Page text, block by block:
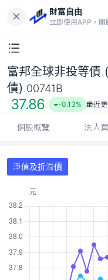
財富自由
立即使用APP，開
富邦全球非投等債 (
富邦全球非投等債
債) 00741B
37.86 -0.13% 最近更
個股概覽 法人
淨值及折溢價